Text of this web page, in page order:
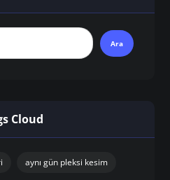
Cloud
aynı gün pleksi kesim